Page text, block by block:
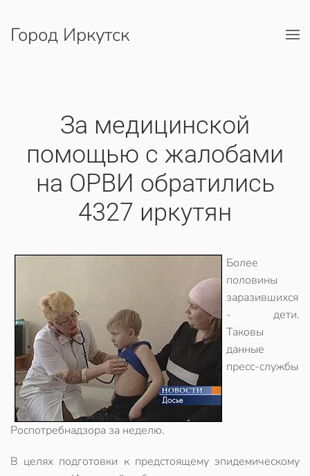
Перейти к содержимому
Город Иркутск
За медицинской
помощью с жалобами
на ОРВИ обратились
4327 иркутян
Более
половины
заразившихся
- дети.
Таковы
данные
пресс-службы
Роспотребнадзора за неделю.
В целях подготовки к предстоящему эпидемическому